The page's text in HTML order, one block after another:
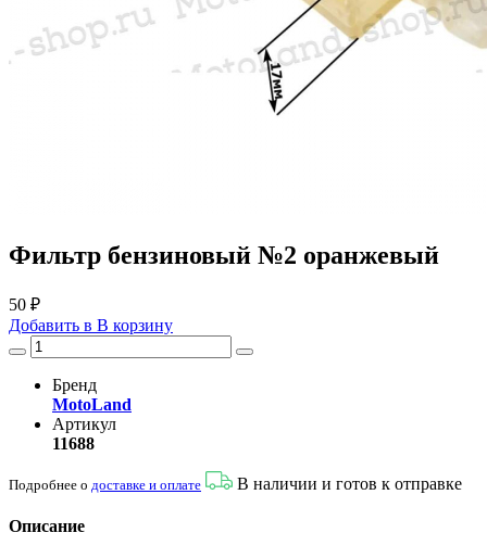
Фильтр бензиновый №2 оранжевый
50 ₽
Добавить в В корзину
Бренд
MotoLand
Артикул
11688
Подробнее о доставке и оплате В наличии и готов к отправке
Описание